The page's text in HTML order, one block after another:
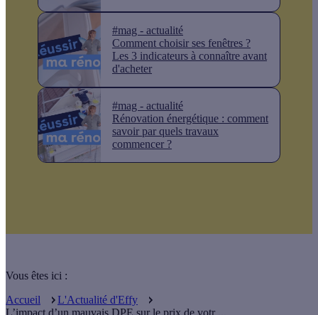
#mag - actualité
Comment choisir ses fenêtres ?
Les 3 indicateurs à connaître avant
d'acheter
#mag - actualité
Rénovation énergétique : comment
savoir par quels travaux
commencer ?
Vous êtes ici :
Accueil
L'Actualité d'Effy
L’impact d’un mauvais DPE sur le prix de votr ...